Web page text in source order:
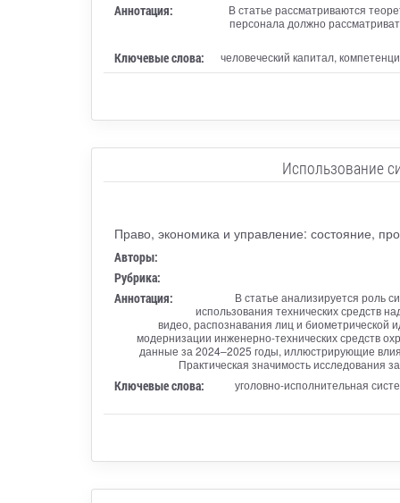
Аннотация:
В статье рассматриваются
персонала должно
Ключевые слова: человеческий капитал,
Использование
Право, экономика и управление: состояние,
Авторы:
Рубрика:
Аннотация:
В статье анализируется роль
использования технических средств
видео, распознавания лиц и биометрической
модернизации инженерно-технических средств
данные за 2024–2025 годы, иллюстрирующие
Практическая значимость исследования
Ключевые слова: уголовно-исполнительная